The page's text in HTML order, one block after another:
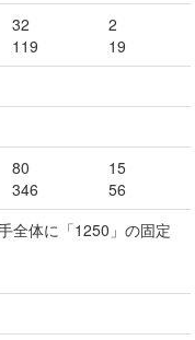
32
119
2
19
80
346
15
56
全体に「1250」の固定